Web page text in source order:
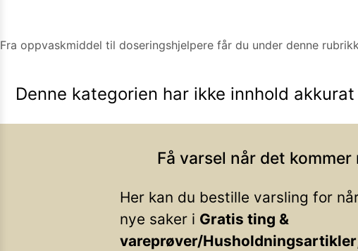
PS:
Vil du være med i tipsekonkurransen kan du oppgi
Fra oppvaskmiddel til doseringshjelpere får du under denne
Denne kategorien har ikke innhold
Få varsel når det
Her kan du bestille varsling for
nye saker i Gratis ting &
vareprøver/Husholdningsartikler